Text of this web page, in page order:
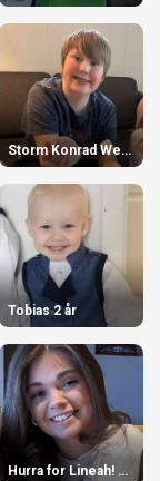
Storm Konrad Wensel 14 år
Tobias 2 år
Hurra for Lineah! 17 år